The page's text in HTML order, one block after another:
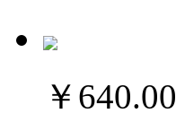
￥640.00